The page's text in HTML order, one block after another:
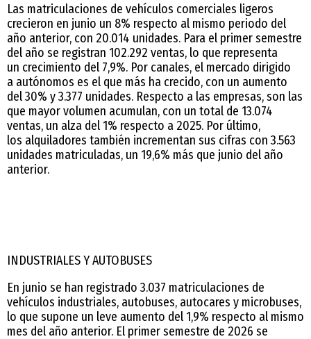
Las matriculaciones de vehículos comerciales ligeros
crecieron en junio un 8% respecto al mismo periodo del
año anterior, con 20.014 unidades. Para el primer semestre
del año se registran 102.292 ventas, lo que representa
un crecimiento del 7,9%. Por canales, el mercado dirigido
a autónomos es el que más ha crecido, con un aumento
del 30% y 3.377 unidades. Respecto a las empresas, son las
que mayor volumen acumulan, con un total de 13.074
ventas, un alza del 1% respecto a 2025. Por último,
los alquiladores también incrementan sus cifras con 3.563
unidades matriculadas, un 19,6% más que junio del año
anterior.
INDUSTRIALES Y AUTOBUSES
En junio se han registrado 3.037 matriculaciones de
vehículos industriales, autobuses, autocares y microbuses,
lo que supone un leve aumento del 1,9% respecto al mismo
mes del año anterior. El primer semestre de 2026 se